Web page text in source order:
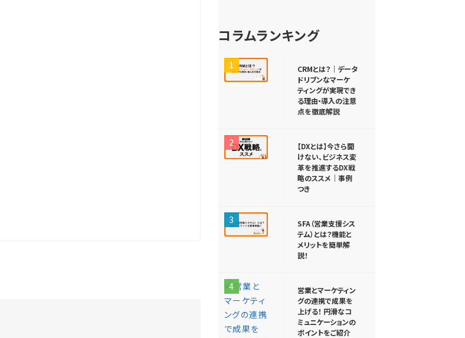
コラムランキング
1
CRMとは？｜データ
ドリブンなマーケ
ティングが実現でき
る理由・導入の注意
点を徹底解説
2
【DXとは】今さら聞
けない、ビジネス変
革を推進するDX戦
略のススメ｜事例
つき
3
SFA（営業支援シス
テム）とは？機能と
メリットを簡単解
説！
4
営業とマーケティン
グの連携で成果を
上げる！ 円滑なコ
ミュニケーションの
ポイントをご紹介